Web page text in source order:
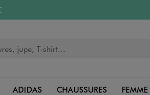
ADIDAS CHAUSSURES FEMME